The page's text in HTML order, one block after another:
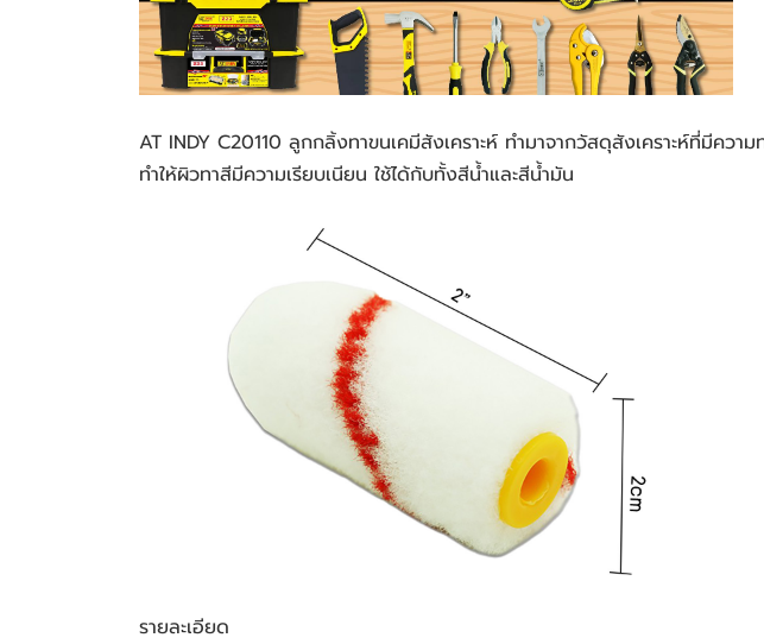
AT INDY C20110 ลูกกลิ้งทาขนเคมีสังเคราะห์ ทำมาจากวัสดุสังเคราะห์ที่มีคว
ทำให้ผิวทาสีมีความเรียบเนียน ใช้ได้กับทั้งสีน้ำและสีน้ำมัน
รายละเอียด